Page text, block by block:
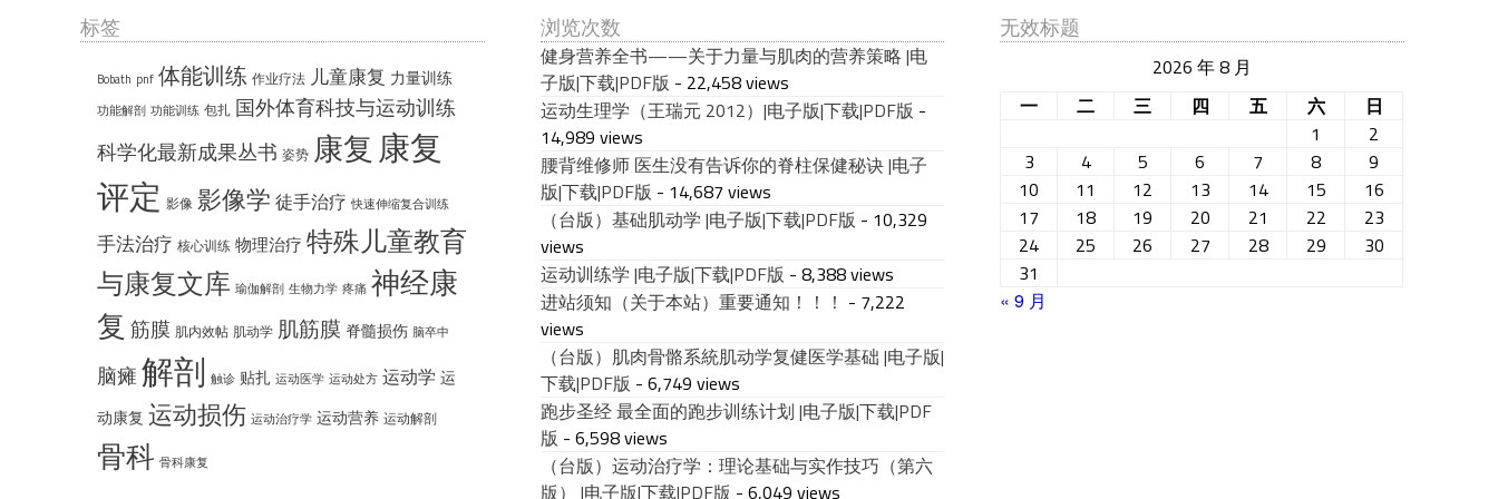
标签
Bobath pnf 体能训练 作业疗法 儿童康复 力量训练
功能解剖 功能训练 包扎 国外体育科技与运动训练
科学化最新成果丛书 姿势 康复康复
评定 影像 影像学 徒手治疗 快速伸缩复合训练
手法治疗 核心训练 物理治疗 特殊儿童教育
与康复文库 瑜伽解剖 生物力学 疼痛 神经康
复筋膜 肌内效帖 肌动学 肌筋膜 脊髓损伤 脑卒中
脑瘫解剖 触诊 贴扎 运动医学 运动处方 运动学 运
动康复 运动损伤 运动治疗学 运动营养 运动解剖
骨科 骨科康复
浏览次数
健身营养全书——关于力量与肌肉的营养策略 |电
子版|下载|PDF版 - 22,458 views
运动生理学（王瑞元 2012）|电子版|下载|PDF版 -
14,989 views
腰背维修师 医生没有告诉你的脊柱保健秘诀 |电子
版|下载|PDF版 - 14,687 views
（台版）基础肌动学 |电子版|下载|PDF版 - 10,329
views
运动训练学 |电子版|下载|PDF版 - 8,388 views
进站须知（关于本站）重要通知！！！ - 7,222
views
（台版）肌肉骨骼系統肌动学复健医学基础 |电子版|
下载|PDF版 - 6,749 views
跑步圣经 最全面的跑步训练计划 |电子版|下载|PDF
版 - 6,598 views
（台版）运动治疗学：理论基础与实作技巧（第六
版） |电子版|下载|PDF版 - 6,049 views
无效标题
2026 年 8 月
一
二 三 四 五 六
日
1
2
3
4 5 6 7 8
9
10
11 12 13 14 15
16
17
18 19 20 21 22
23
24
25 26 27 28 29
30
31
« 9 月